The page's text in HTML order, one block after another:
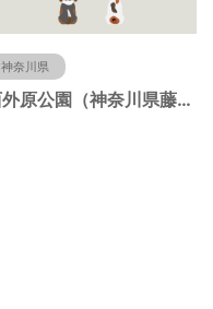
神奈川県
西外原公園（神奈川県藤沢市）